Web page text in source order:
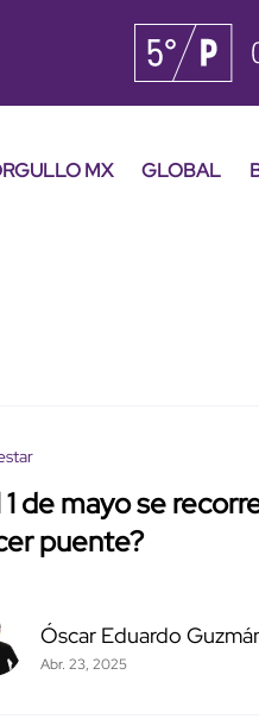
MX GLOBAL
1 de mayo se
puente?
Óscar Eduardo
Abr. 23, 2025